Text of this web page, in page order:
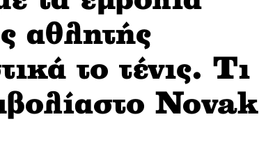
αθλητής
το τένις. Τι
Novak